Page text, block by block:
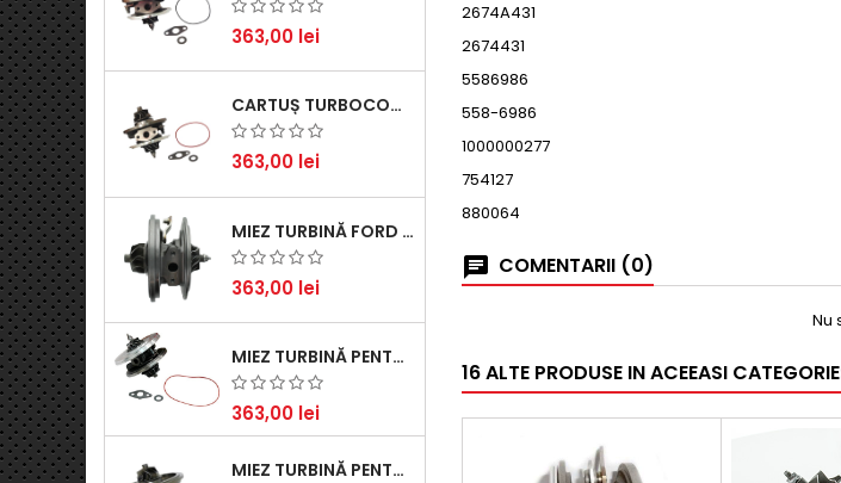
363,00 lei
CARTUȘ TURBOCOMPRESOR PENTRU VW, AUDI, SEAT, SKODA - MOTOR DIESEL 2.0 TDI
363,00 lei
MIEZ TURBINĂ FORD TRANSIT 2.2 TDCI (2007-2016)
363,00 lei
MIEZ TURBINĂ PENTRU CITROËN, FORD, MAZDA, MINI, PEUGEOT ȘI VOLVO - MOTORIZĂRI 1.6 HDI ȘI 1.6 D
363,00 lei
MIEZ TURBINĂ PENTRU AUDI, SEAT, SKODA ȘI VOLKSWAGEN - MOTORIZĂRI 2.0 TDI 103KW 140CP
2674A431
2674431
5586986
558-6986
1000000277
754127
880064
COMENTARII (0)
Nu
16 ALTE PRODUSE IN ACEEASI